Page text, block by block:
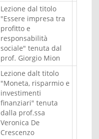
Lezione dal titolo
"Essere impresa tra
profitto e
responsabilità
sociale" tenuta dal
prof. Giorgio Mion
Lezione dalt titolo
"Moneta, risparmio e
investimenti
finanziari" tenuta
dalla prof.ssa
Veronica De
Crescenzo